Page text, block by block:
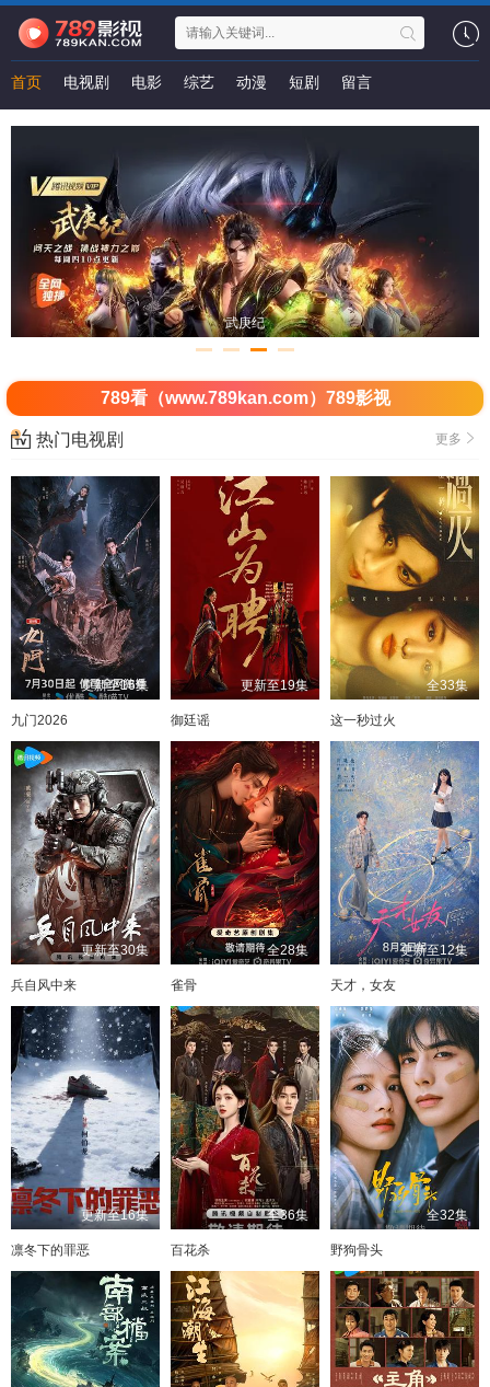
首页 电视剧 电影 综艺 动漫 短剧 留言
武庚纪
789看（www.789kan.com）789影视
更多
热门电视剧
更新至16集
九门2026
更新至19集
御廷谣
全33集
这一秒过火
更新至30集
兵自风中来
全28集
雀骨
更新至12集
天才，女友
更新至16集
凛冬下的罪恶
全36集
百花杀
全32集
野狗骨头